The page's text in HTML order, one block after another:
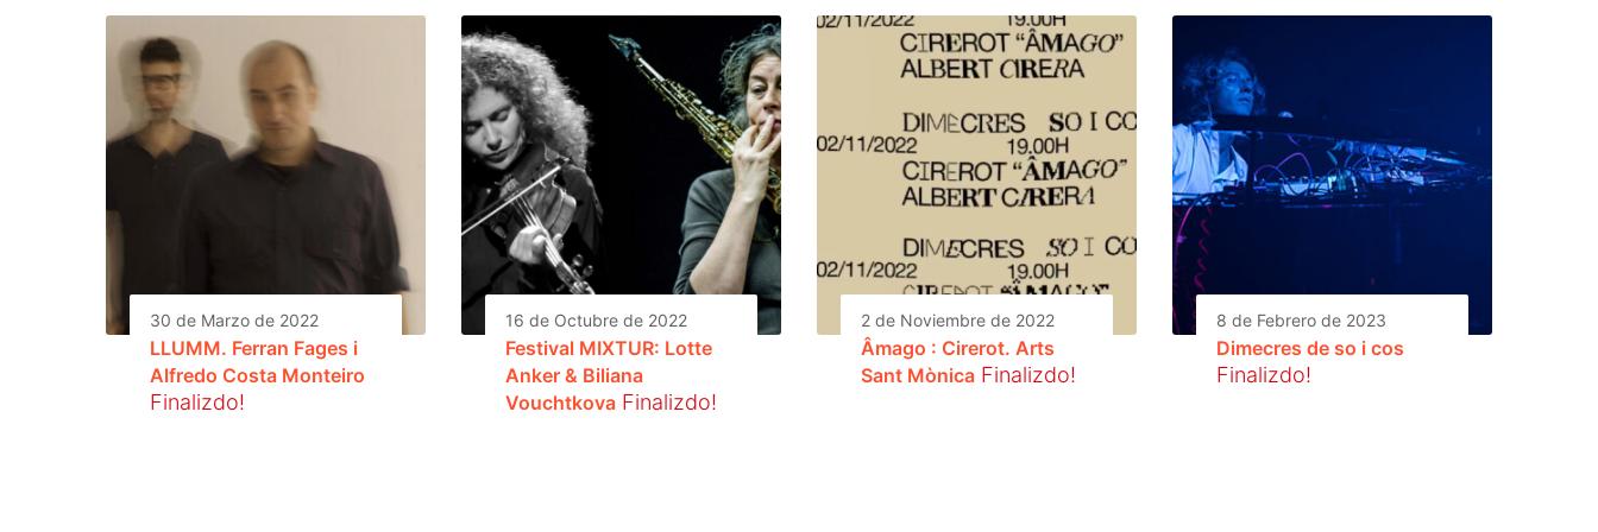
30 de Marzo de 2022
LLUMM. Ferran Fages i
Alfredo Costa Monteiro
Finalizdo!
16 de Octubre de 2022
Festival MIXTUR: Lotte
Anker & Biliana
Vouchtkova Finalizdo!
2 de Noviembre de 2022
Âmago : Cirerot. Arts
Sant Mònica Finalizdo!
8 de Febrero de 2023
Dimecres de so i cos
Finalizdo!